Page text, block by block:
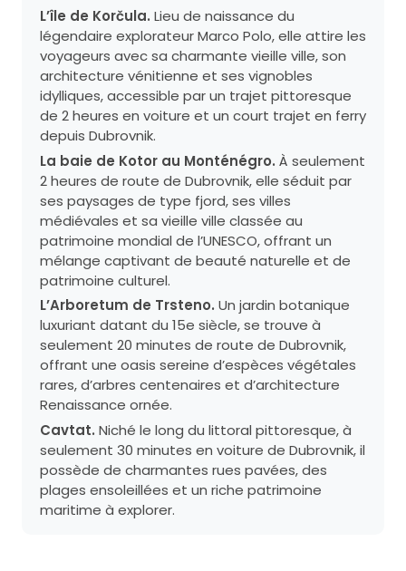
L’île de Korčula. Lieu de naissance du
légendaire explorateur Marco Polo, elle attire les
voyageurs avec sa charmante vieille ville, son
architecture vénitienne et ses vignobles
idylliques, accessible par un trajet pittoresque
de 2 heures en voiture et un court trajet en ferry
depuis Dubrovnik.
La baie de Kotor au Monténégro. À seulement
2 heures de route de Dubrovnik, elle séduit par
ses paysages de type fjord, ses villes
médiévales et sa vieille ville classée au
patrimoine mondial de l’UNESCO, offrant un
mélange captivant de beauté naturelle et de
patrimoine culturel.
L’Arboretum de Trsteno. Un jardin botanique
luxuriant datant du 15e siècle, se trouve à
seulement 20 minutes de route de Dubrovnik,
offrant une oasis sereine d’espèces végétales
rares, d’arbres centenaires et d’architecture
Renaissance ornée.
Cavtat. Niché le long du littoral pittoresque, à
seulement 30 minutes en voiture de Dubrovnik, il
possède de charmantes rues pavées, des
plages ensoleillées et un riche patrimoine
maritime à explorer.